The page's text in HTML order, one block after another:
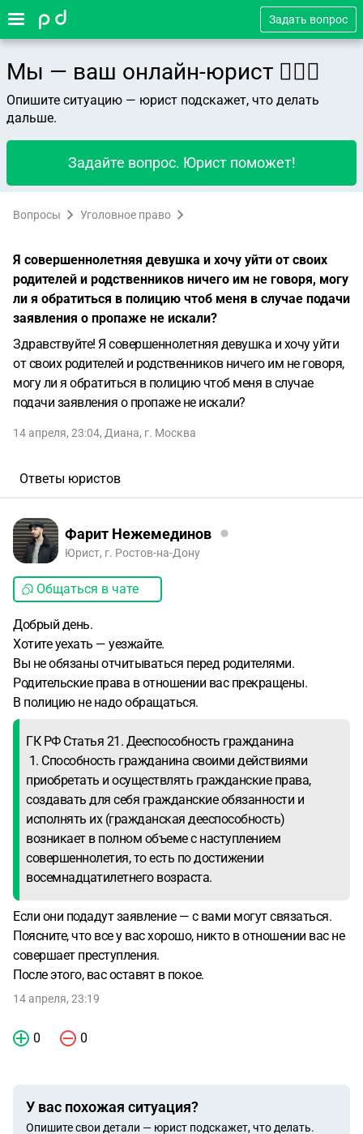
Задать вопрос
Мы — ваш онлайн-юрист 👨🏻‍⚖️
Опишите ситуацию — юрист подскажет, что делать
дальше.
Задайте вопрос. Юрист поможет!
Вопросы Уголовное право
Я совершеннолетняя девушка и хочу уйти от своих
родителей и родственников ничего им не говоря, могу
ли я обратиться в полицию чтоб меня в случае подачи
заявления о пропаже не искали?
Здравствуйте! Я совершеннолетняя девушка и хочу уйти
от своих родителей и родственников ничего им не говоря,
могу ли я обратиться в полицию чтоб меня в случае
подачи заявления о пропаже не искали?
14 апреля, 23:04, Диана, г. Москва
Ответы юристов
Фарит Нежемединов
Юрист, г. Ростов-на-Дону
Общаться в чате
Добрый день.
Хотите уехать — уезжайте.
Вы не обязаны отчитываться перед родителями.
Родительские права в отношении вас прекращены.
В полицию не надо обращаться.
ГК РФ Статья 21. Дееспособность гражданина
1. Способность гражданина своими действиями
приобретать и осуществлять гражданские права,
создавать для себя гражданские обязанности и
исполнять их (гражданская дееспособность)
возникает в полном объеме с наступлением
совершеннолетия, то есть по достижении
восемнадцатилетнего возраста.
Если они подадут заявление — с вами могут связаться.
Поясните, что все у вас хорошо, никто в отношении вас не
совершает преступления.
После этого, вас оставят в покое.
14 апреля, 23:19
0 0
У вас похожая ситуация?
Опишите свои детали — юрист подскажет, что делать.